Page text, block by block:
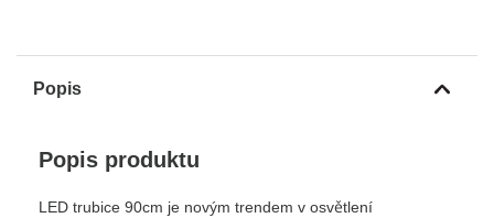
Popis
Popis produktu
LED trubice 90cm je novým trendem v osvětlení